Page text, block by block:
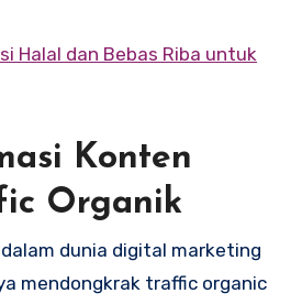
Halal dan Bebas Riba untuk
Konten
Organik
dunia digital marketing
mendongkrak traffic organic